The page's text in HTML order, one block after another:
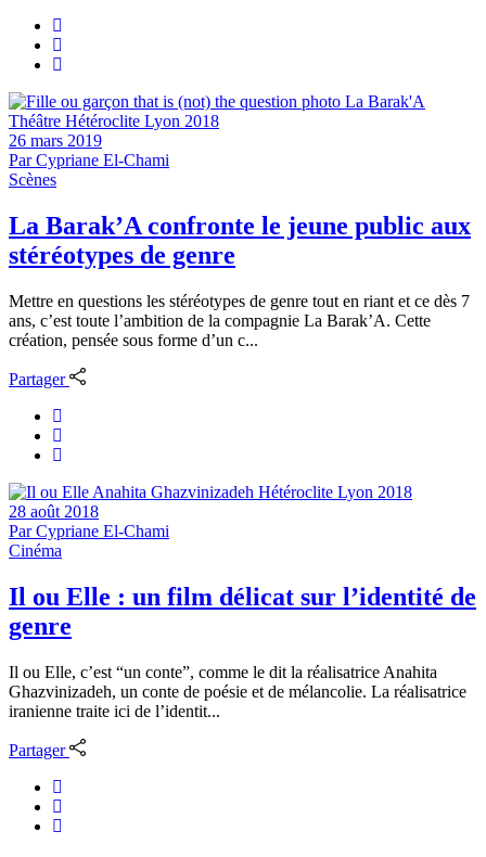
26 mars 2019
ParCypriane El-Chami
Scènes
La Barak’A confronte le jeune public aux
stéréotypes de genre
Mettre en questions les stéréotypes de genre tout en riant et ce dès 7
ans, c’est toute l’ambition de la compagnie La Barak’A. Cette
création, pensée sous forme d’un c...
Partager
28 août 2018
ParCypriane El-Chami
Cinéma
Il ou Elle : un film délicat sur l’identité de
genre
Il ou Elle, c’est “un conte”, comme le dit la réalisatrice Anahita
Ghazvinizadeh, un conte de poésie et de mélancolie. La réalisatrice
iranienne traite ici de l’identit...
Partager